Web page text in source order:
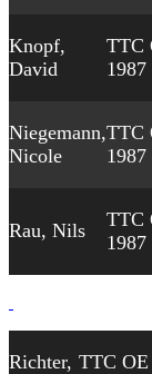
Knopf,
David
TTC
Niegemann,
Nicole
TTC
Rau, Nils
TTC
Richter, TTC